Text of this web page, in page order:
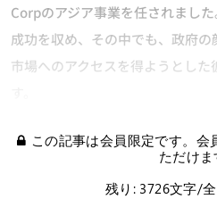
Corpのアジア事業を任されまし
成功を収め、その中でも、政府
市場へのアクセスを得ようとし
この記事は会員限定です。
ただけま
残り: 3726文字/